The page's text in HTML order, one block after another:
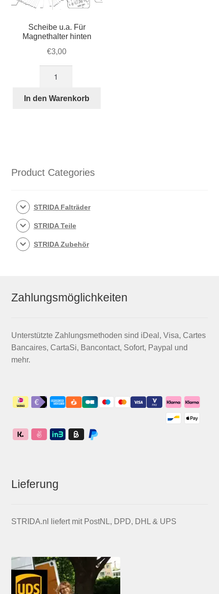
Scheibe u.a. Für
Magnethalter hinten
€3,00
Für
In den Warenkorb
Product Categories
STRIDA Falträder
STRIDA Teile
STRIDA Zubehör
Zahlungsmöglichkeiten
Unterstützte Zahlungsmethoden sind iDeal, Visa, Cartes
Bancaires, CartaSi, Bancontact, Sofort, Paypal und
mehr.
Lieferung
STRIDA.nl liefert mit PostNL, DPD, DHL & UPS